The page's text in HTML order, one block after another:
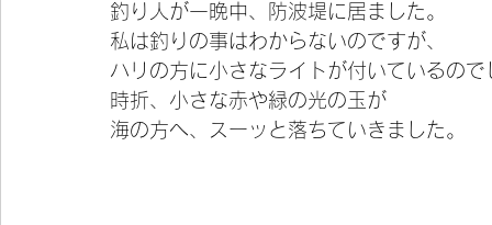
釣り人が一晩中、防波堤に居ました。
私は釣りの事はわからないのですが、
ハリの方に小さなライトが付いているので
時折、小さな赤や緑の光の玉が
海の方へ、スーッと落ちていきました。